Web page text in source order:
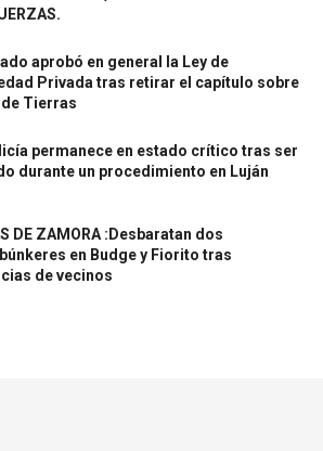
aprobó en general la Ley de
Privada tras retirar el capítulo sobre
de Tierras
permanece en estado crítico tras ser
durante un procedimiento en Luján
DE ZAMORA :Desbaratan dos
en Budge y Fiorito tras
de vecinos